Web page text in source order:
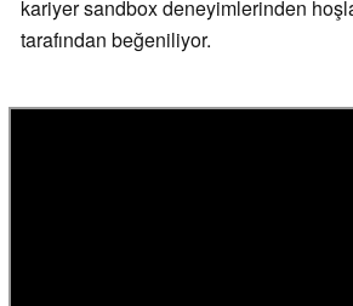
kariyer sandbox deneyimlerinden
tarafından beğeniliyor.